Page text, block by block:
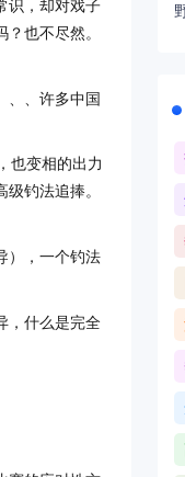
识，却对戏子
也不尽然。
、、许多中国
也变相的出力
钓法追捧。
），一个钓法
，什么是完全